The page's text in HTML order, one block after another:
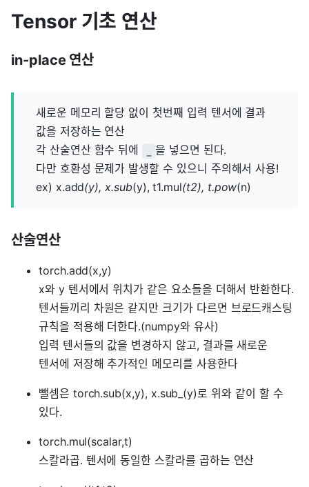
Tensor 기초 연산
in-place 연산
새로운 메모리 할당 없이 첫번째 입력 텐서에 결과
값을 저장하는 연산
각 산술연산 함수 뒤에
을 넣으면 된다.
다만 호환성 문제가 발생할 수 있으니 주의해서 사용!
ex) x.add(y), x.sub(y), t1.mul(t2), t.pow(n)
산술연산
torch.add(x,y)
x와 y 텐서에서 위치가 같은 요소들을 더해서 반환한다.
텐서들끼리 차원은 같지만 크기가 다르면 브로드캐스팅
규칙을 적용해 더한다.(numpy와 유사)
입력 텐서들의 값을 변경하지 않고, 결과를 새로운
텐서에 저장해 추가적인 메모리를 사용한다
뺄셈은 torch.sub(x,y), x.sub_(y)로 위와 같이 할 수
있다.
torch.mul(scalar,t)
스칼라곱. 텐서에 동일한 스칼라를 곱하는 연산